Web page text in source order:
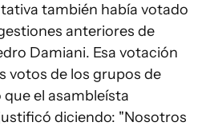
también había votado
anteriores de
Damiani. Esa votación
votos de los grupos de
que el asambleísta
diciendo: "Nosotros